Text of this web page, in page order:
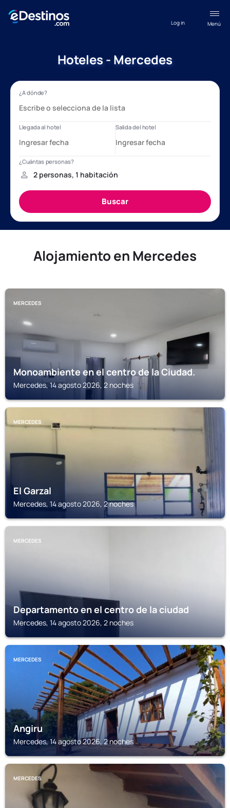
Menú
Log in
Hoteles - Mercedes
Alojamiento en Mercedes
MERCEDES
Monoambiente en el centro de la Ciudad.
Mercedes, 14 agosto 2026, 2 noches
MERCEDES
El Garzal
Mercedes, 14 agosto 2026, 2 noches
MERCEDES
Departamento en el centro de la ciudad
Mercedes, 14 agosto 2026, 2 noches
MERCEDES
Angiru
Mercedes, 14 agosto 2026, 2 noches
MERCEDES